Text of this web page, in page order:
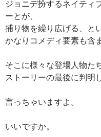
ジョニデ扮するネイティ
ーとが、
捕り物を繰り広げる、と
かなりコメディ要素も含
そこに様々な登場人物た
ストーリーの最後に判明
言っちゃいますよ。
いいですか。